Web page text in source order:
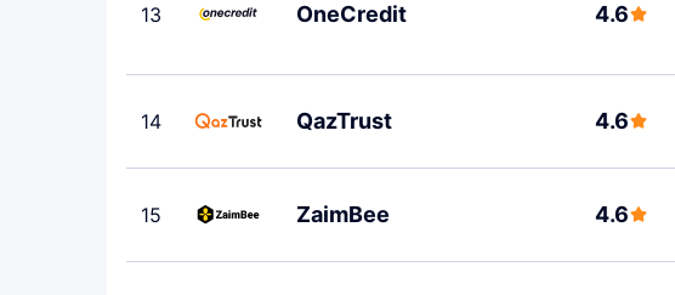
13 OneCredit 4.6
14 QazTrust 4.6
15 ZaimBee 4.6